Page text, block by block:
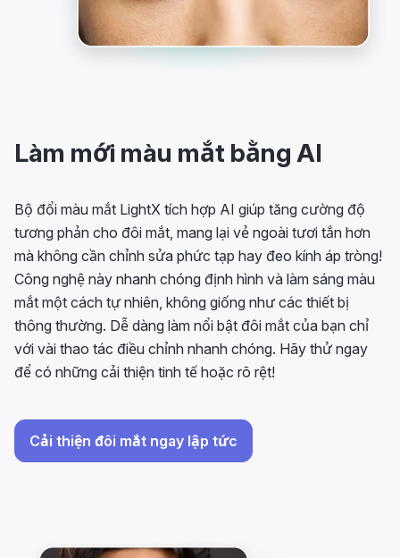
Làm mới màu mắt bằng AI
Bộ đổi màu mắt LightX tích hợp AI giúp tăng cường độ
tương phản cho đôi mắt, mang lại vẻ ngoài tươi tắn hơn
mà không cần chỉnh sửa phức tạp hay đeo kính áp tròng!
Công nghệ này nhanh chóng định hình và làm sáng màu
mắt một cách tự nhiên, không giống như các thiết bị
thông thường. Dễ dàng làm nổi bật đôi mắt của bạn chỉ
với vài thao tác điều chỉnh nhanh chóng. Hãy thử ngay
để có những cải thiện tinh tế hoặc rõ rệt!
Cải thiện đôi mắt ngay lập tức